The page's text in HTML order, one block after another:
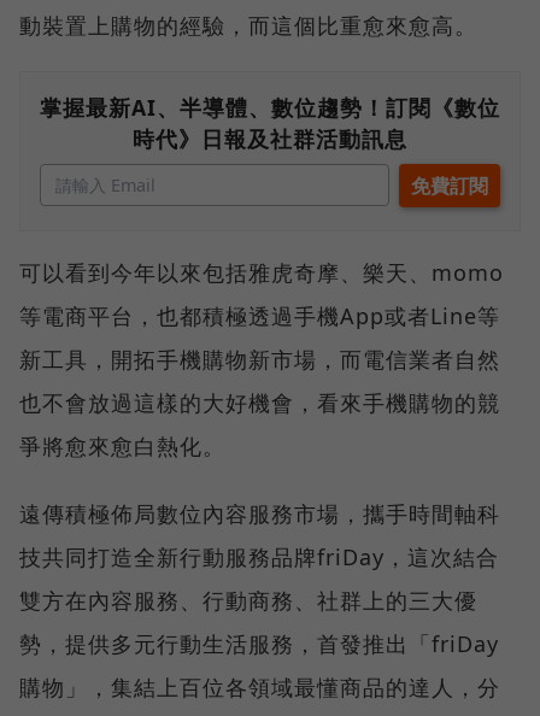
動裝置上購物的經驗，而這個比重愈來愈高。
掌握最新AI、半導體、數位趨勢！訂閱《數位
時代》日報及社群活動訊息
可以看到今年以來包括雅虎奇摩、樂天、momo
等電商平台，也都積極透過手機App或者Line等
新工具，開拓手機購物新市場，而電信業者自然
也不會放過這樣的大好機會，看來手機購物的競
爭將愈來愈白熱化。
遠傳積極佈局數位內容服務市場，攜手時間軸科
技共同打造全新行動服務品牌friDay，這次結合
雙方在內容服務、行動商務、社群上的三大優
勢，提供多元行動生活服務，首發推出「friDay
購物」，集結上百位各領域最懂商品的達人，分